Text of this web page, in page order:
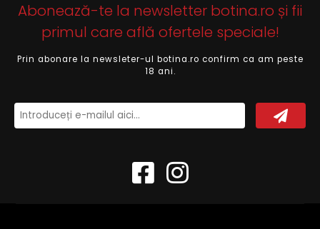
Abonează-te la newsletter botina.ro și fii
primul care află ofertele speciale!
Prin abonare la newsleter-ul botina.ro confirm ca am peste
18 ani.